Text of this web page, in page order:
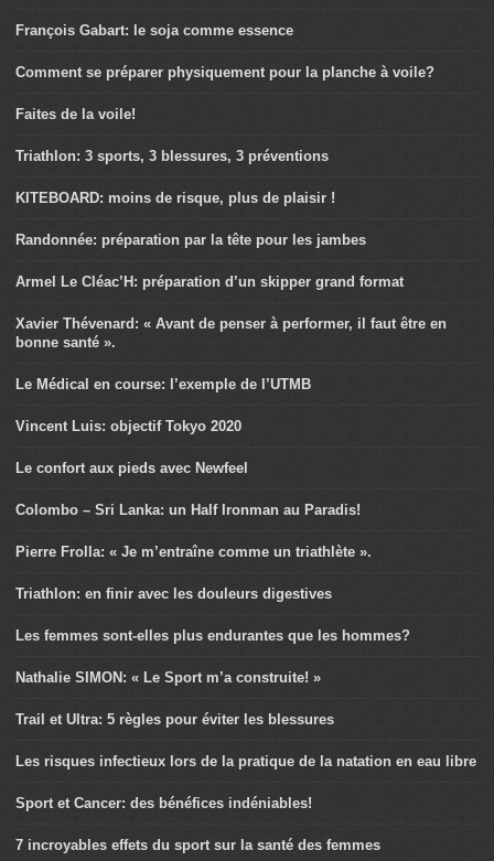
François Gabart: le soja comme essence
Comment se préparer physiquement pour la planche à voile?
Faites de la voile!
Triathlon: 3 sports, 3 blessures, 3 préventions
KITEBOARD: moins de risque, plus de plaisir !
Randonnée: préparation par la tête pour les jambes
Armel Le Cléac’H: préparation d’un skipper grand format
Xavier Thévenard: « Avant de penser à performer, il faut être en
bonne santé ».
Le Médical en course: l’exemple de l’UTMB
Vincent Luis: objectif Tokyo 2020
Le confort aux pieds avec Newfeel
Colombo – Sri Lanka: un Half Ironman au Paradis!
Pierre Frolla: « Je m’entraîne comme un triathlète ».
Triathlon: en finir avec les douleurs digestives
Les femmes sont-elles plus endurantes que les hommes?
Nathalie SIMON: « Le Sport m’a construite! »
Trail et Ultra: 5 règles pour éviter les blessures
Les risques infectieux lors de la pratique de la natation en eau libre
Sport et Cancer: des bénéfices indéniables!
7 incroyables effets du sport sur la santé des femmes